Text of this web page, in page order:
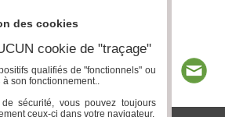
des cookies
cookie de "traçage"
qualifiés de "fonctionnels" ou
à son fonctionnement..
sécurité, vous pouvez toujours
ceux-ci dans votre navigateur.